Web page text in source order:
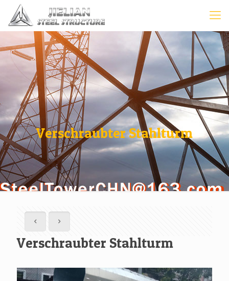
Verschraubter Stahlturm
Verschraubter Stahlturm